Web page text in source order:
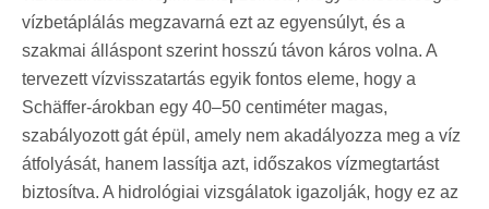
vízbetáplálás megzavarná ezt az egyensúlyt, és a
szakmai álláspont szerint hosszú távon káros volna. A
tervezett vízvisszatartás egyik fontos eleme, hogy a
Schäffer-árokban egy 40–50 centiméter magas,
szabályozott gát épül, amely nem akadályozza meg a víz
átfolyását, hanem lassítja azt, időszakos vízmegtartást
biztosítva. A hidrológiai vizsgálatok igazolják, hogy ez az